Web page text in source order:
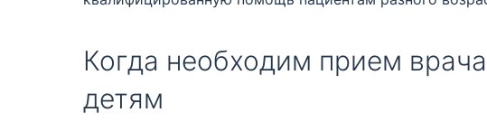
Когда необходим прием
детям